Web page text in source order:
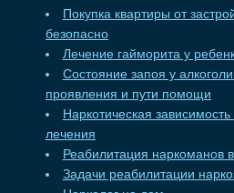
Покупка квартиры от
безопасно
Лечение гайморита у
Состояние запоя у
проявления и пути помощи
Наркотическая
лечения
Реабилитация наркоманов
Задачи реабилитации